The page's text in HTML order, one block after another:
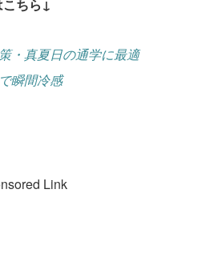
こちら↓
・真夏日の通学に最適
瞬間冷感
Link